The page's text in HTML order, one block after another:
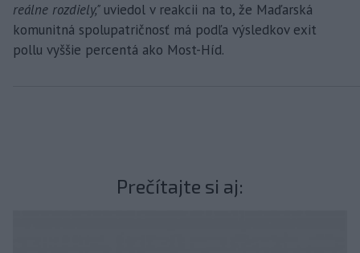
reálne rozdiely," uviedol v reakcii na to, že Maďarská
komunitná spolupatričnosť má podľa výsledkov exit
pollu vyššie percentá ako Most-Híd.
Prečítajte si aj: